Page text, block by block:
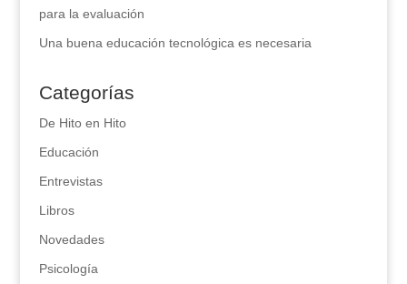
para la evaluación
Una buena educación tecnológica es necesaria
Categorías
De Hito en Hito
Educación
Entrevistas
Libros
Novedades
Psicología